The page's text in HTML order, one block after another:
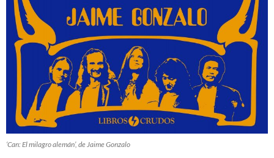
‘Can: El milagro alemán’, de Jaime Gonzalo